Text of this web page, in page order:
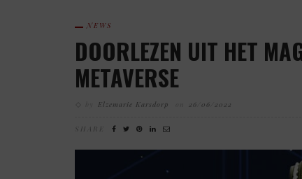
NEWS
DOORLEZEN UIT HET
METAVERSE
Elzemarie Karsdorp 26/06/2022
SHARE